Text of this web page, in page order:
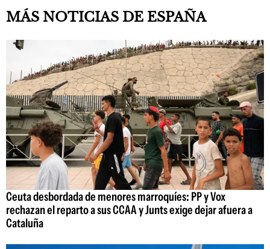
MÁS NOTICIAS DE ESPAÑA
Ceuta desbordada de menores marroquíes: PP y Vox
rechazan el reparto a sus CCAA y Junts exige dejar afuera a
Cataluña